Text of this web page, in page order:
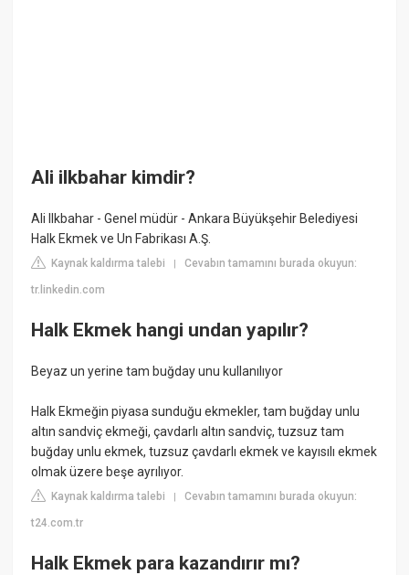
Ali ilkbahar kimdir?
Ali Ilkbahar - Genel müdür - Ankara Büyükşehir Belediyesi
Halk Ekmek ve Un Fabrikası A.Ş.
Kaynak kaldırma talebi |Cevabın tamamını burada okuyun:
tr.linkedin.com
Halk Ekmek hangi undan yapılır?
Beyaz un yerine tam buğday unu kullanılıyor
Halk Ekmeğin piyasa sunduğu ekmekler, tam buğday unlu
altın sandviç ekmeği, çavdarlı altın sandviç, tuzsuz tam
buğday unlu ekmek, tuzsuz çavdarlı ekmek ve kayısılı ekmek
olmak üzere beşe ayrılıyor.
Kaynak kaldırma talebi |Cevabın tamamını burada okuyun:
t24.com.tr
Halk Ekmek para kazandırır mı?